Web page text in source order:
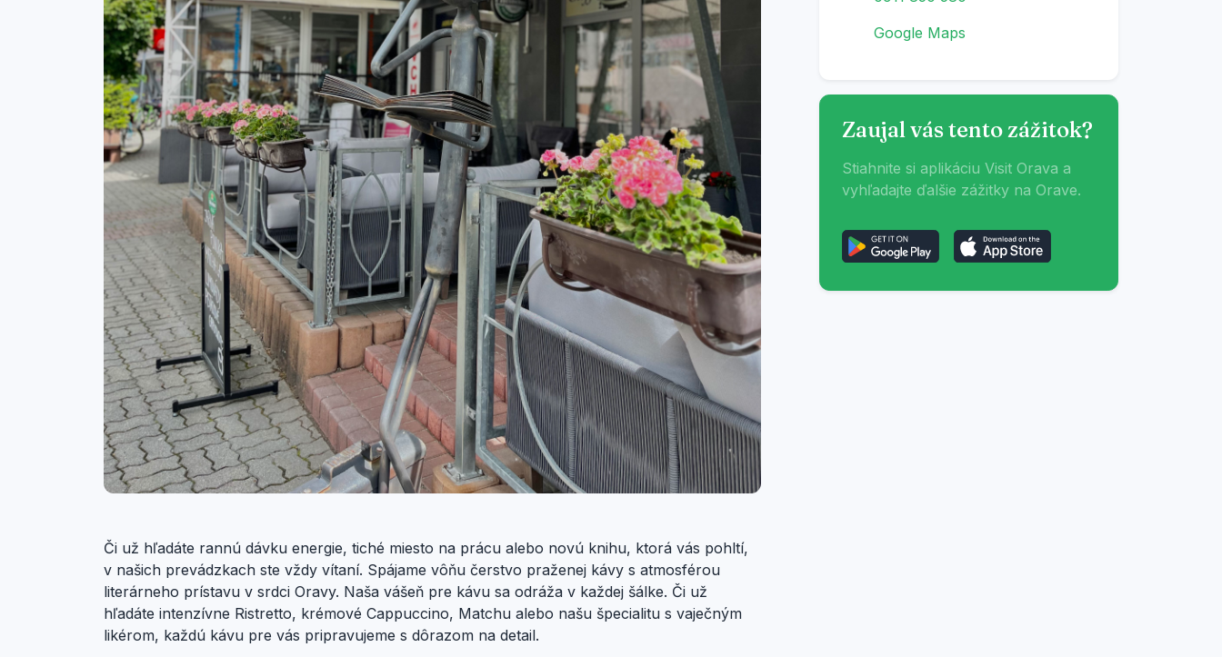
Či už hľadáte rannú dávku energie, tiché miesto na prácu alebo novú knihu, ktorá vás pohltí,
v našich prevádzkach ste vždy vítaní. Spájame vôňu čerstvo praženej kávy s atmosférou
literárneho prístavu v srdci Oravy. Naša vášeň pre kávu sa odráža v každej šálke. Či už
hľadáte intenzívne Ristretto, krémové Cappuccino, Matchu alebo našu špecialitu s vaječným
likérom, každú kávu pre vás pripravujeme s dôrazom na detail.
Google Maps
Zaujal vás tento zážitok?
Stiahnite si aplikáciu Visit Orava a
vyhľadajte ďalšie zážitky na Orave.